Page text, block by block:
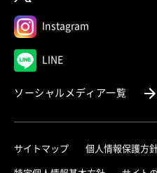
Instagram （別ウィンド
LINE（別ウィンドウで開
ソーシャルメディア一覧（別
サイトマップ 個人情報保護方